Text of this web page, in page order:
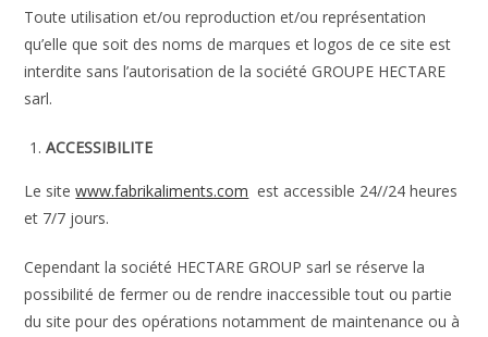
Toute utilisation et/ou reproduction et/ou représentation
qu’elle que soit des noms de marques et logos de ce site est
interdite sans l’autorisation de la société GROUPE HECTARE
sarl.
ACCESSIBILITE
Le sitewww.fabrikaliments.com est accessible 24//24 heures
et 7/7 jours.
Cependant la société HECTARE GROUP sarl se réserve la
possibilité de fermer ou de rendre inaccessible tout ou partie
du site pour des opérations notamment de maintenance ou à